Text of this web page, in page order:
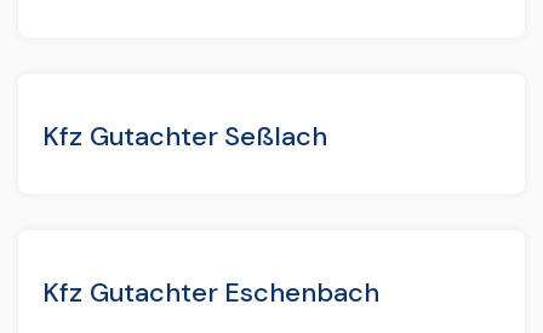
Kfz Gutachter Seßlach
Kfz Gutachter Eschenbach